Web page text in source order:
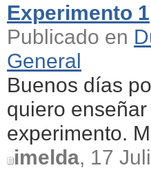
Experimento 1
Publicado en
General
Buenos días
quiero
experimento.
imelda, 17